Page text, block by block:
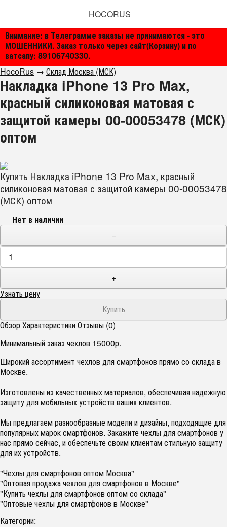
Внимание: в Телеграмме заказы не принимаются - это
МОШЕННИКИ. Заказ только через сайт(Корзину) и по
ватсапу: 89106740330.
HOCORUS
HocoRus → Склад Москва (МСК)
Накладка iPhone 13 Pro Max,
красный силиконовая матовая с
защитой камеры 00-00053478 (МСК)
оптом
Купить Накладка iPhone 13 Pro Max, красный
силиконовая матовая с защитой камеры 00-00053478
(МСК) оптом
Нет в наличии
−
+
Узнать цену
ОбзорХарактеристикиОтзывы (0)
Минимальный заказ чехлов 15000р.
Широкий ассортимент чехлов для смартфонов прямо со склада в
Москве.
Изготовлены из качественных материалов, обеспечивая надежную
защиту для мобильных устройств ваших клиентов.
Мы предлагаем разнообразные модели и дизайны, подходящие для
популярных марок смартфонов. Закажите чехлы для смартфонов у
нас прямо сейчас, и обеспечьте своим клиентам стильную защиту
для их устройств.
"Чехлы для смартфонов оптом Москва"
"Оптовая продажа чехлов для смартфонов в Москве"
"Купить чехлы для смартфонов оптом со склада"
"Оптовые чехлы для смартфонов в Москве"
Категории: